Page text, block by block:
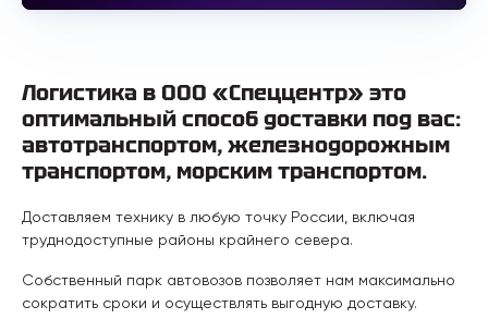
Логистика в ООО «Спеццентр» это
оптимальный способ доставки под вас:
автотранспортом, железнодорожным
транспортом, морским транспортом.
Доставляем технику в любую точку России, включая
труднодоступные районы крайнего севера.
Собственный парк автовозов позволяет нам максимально
сократить сроки и осуществлять выгодную доставку.